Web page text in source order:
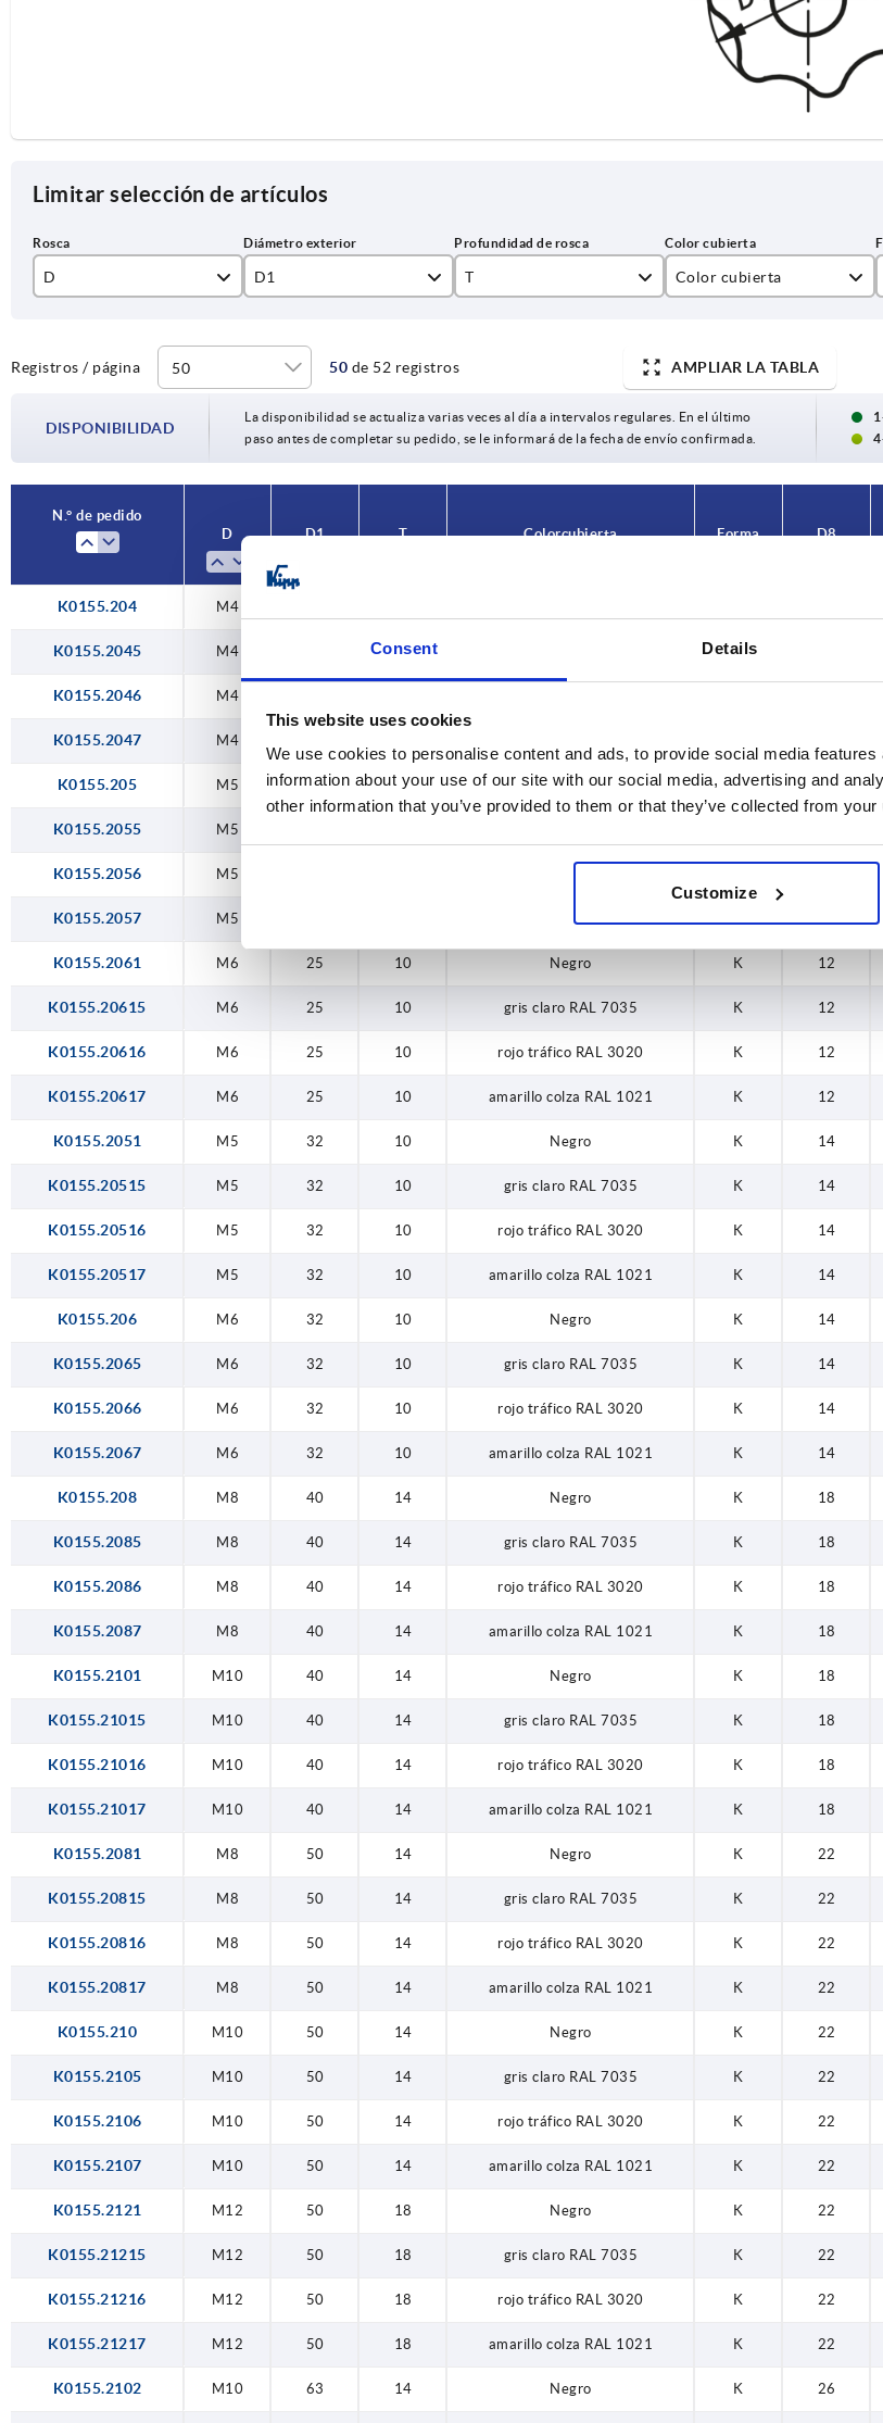
Consent Details
This website uses cookies
We use cookies to personalise content and ads, to provide social media
information about your use of our site with our social media, advertising and
other information that you’ve provided to them or that they’ve collected from
Customize
Limitar selección de artículos
D
M5
M12
M16
D1
40
T Color cubierta
gris claro RAL 7035
Negro
Registros / página 50 de 52 registros AMPLIAR LA TABLA
DISPONIBILIDAD
La disponibilidad se actualiza varias veces al día a intervalos regulares. En el último
paso antes de completar su pedido, se le informará de la fecha de envío confirmada.
N.° de pedido
D
D1 T Color cubierta Forma D8
K0155.204 M4
K0155.2045 M4 10 K
K0155.2046 M4
K0155.2047 M4
K0155.205 M5 25 10 Negro K 12
K0155.2055 M5
K0155.2056 M5
K0155.2057 M5 amarillo colza RAL 1021
K0155.2061 M6 25 10 Negro K 12
K0155.20615 M6 25 10 gris claro RAL 7035 K 12
K0155.20616 M6 25 10 rojo tráfico RAL 3020 K 12
K0155.20617 M6 25 10 amarillo colza RAL 1021 K 12
K0155.2051 M5 32 10 Negro K 14
K0155.20515 M5 32 10 gris claro RAL 7035 K 14
K0155.20516 M5 32 10 rojo tráfico RAL 3020 K 14
K0155.20517 M5 32 10 amarillo colza RAL 1021 K 14
K0155.206 M6 32 10 Negro K 14
K0155.2065 M6 32 10 gris claro RAL 7035 K 14
K0155.2066 M6 32 10 rojo tráfico RAL 3020 K 14
K0155.2067 M6 32 10 amarillo colza RAL 1021 K 14
K0155.208 M8 40 14 Negro K 18
K0155.2085 M8 40 14 gris claro RAL 7035 K 18
K0155.2086 M8 40 14 rojo tráfico RAL 3020 K 18
K0155.2087 M8 40 14 amarillo colza RAL 1021 K 18
K0155.2101 M10 40 14 Negro K 18
K0155.21015 M10 40 14 gris claro RAL 7035 K 18
K0155.21016 M10 40 14 rojo tráfico RAL 3020 K 18
K0155.21017 M10 40 14 amarillo colza RAL 1021 K 18
K0155.2081 M8 50 14 Negro K 22
K0155.20815 M8 50 14 gris claro RAL 7035 K 22
K0155.20816 M8 50 14 rojo tráfico RAL 3020 K 22
K0155.20817 M8 50 14 amarillo colza RAL 1021 K 22
K0155.210 M10 50 14 Negro K 22
K0155.2105 M10 50 14 gris claro RAL 7035 K 22
K0155.2106 M10 50 14 rojo tráfico RAL 3020 K 22
K0155.2107 M10 50 14 amarillo colza RAL 1021 K 22
K0155.2121 M12 50 18 Negro K 22
K0155.21215 M12 50 18 gris claro RAL 7035 K 22
K0155.21216 M12 50 18 rojo tráfico RAL 3020 K 22
K0155.21217 M12 50 18 amarillo colza RAL 1021 K 22
K0155.2102 M10 63 14 Negro K 26